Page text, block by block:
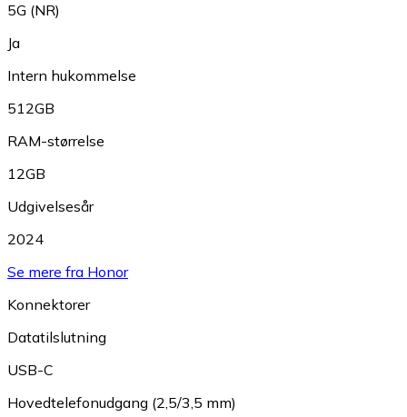
5G (NR)
Ja
Intern hukommelse
512GB
RAM-størrelse
12GB
Udgivelsesår
2024
Se mere fra Honor
Konnektorer
Datatilslutning
USB-C
Hovedtelefonudgang (2,5/3,5 mm)